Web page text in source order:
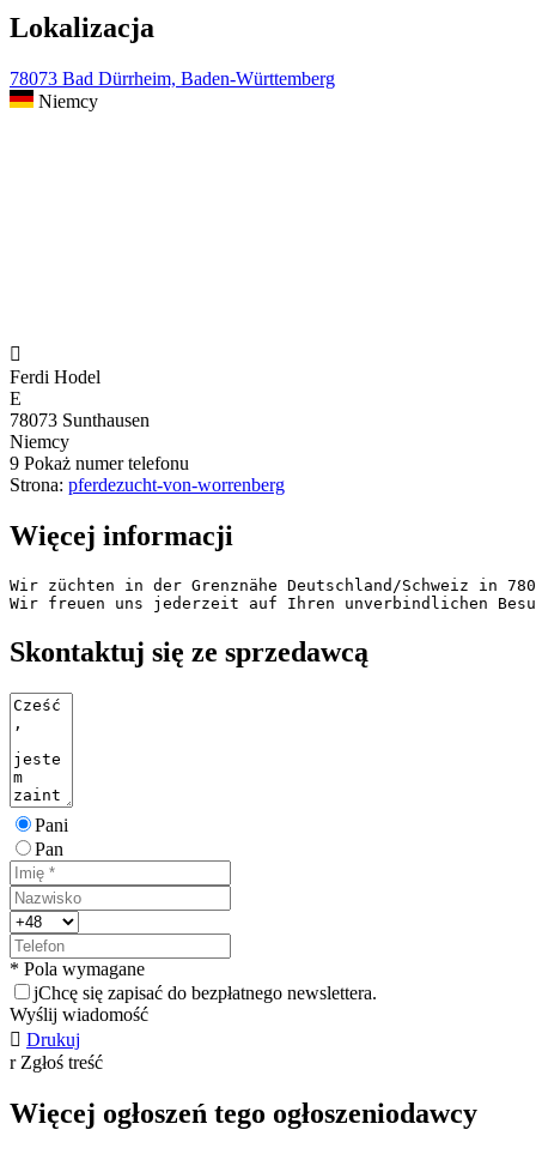
Lokalizacja
78073 Bad Dürrheim, Baden-Württemberg
Niemcy

Ferdi Hodel
E
78073 Sunthausen
Niemcy
9 Pokaż numer telefonu
Strona: pferdezucht-von-worrenberg
Więcej informacji
Wir züchten in der Grenznähe Deutschland/Schweiz in
Wir freuen uns jederzeit auf Ihren unverbindlichen
Skontaktuj się ze sprzedawcą
Pani
Pan
* Pola wymagane
jChcę się zapisać do bezpłatnego newslettera.
Wyślij wiadomość
 Drukuj
r Zgłoś treść
Więcej ogłoszeń tego ogłoszeniodawcy